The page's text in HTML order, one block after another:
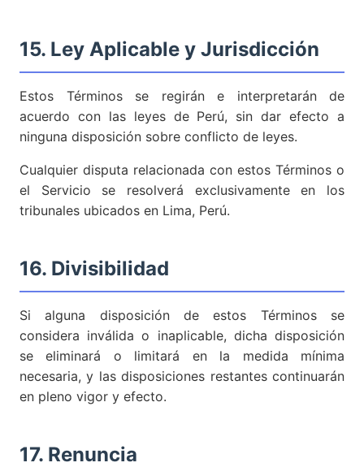
15. Ley Aplicable y Jurisdicción
Estos Términos se regirán e interpretarán de
acuerdo con las leyes de Perú, sin dar efecto a
ninguna disposición sobre conflicto de leyes.
Cualquier disputa relacionada con estos Términos o
el Servicio se resolverá exclusivamente en los
tribunales ubicados en Lima, Perú.
16. Divisibilidad
Si alguna disposición de estos Términos se
considera inválida o inaplicable, dicha disposición
se eliminará o limitará en la medida mínima
necesaria, y las disposiciones restantes continuarán
en pleno vigor y efecto.
17. Renuncia